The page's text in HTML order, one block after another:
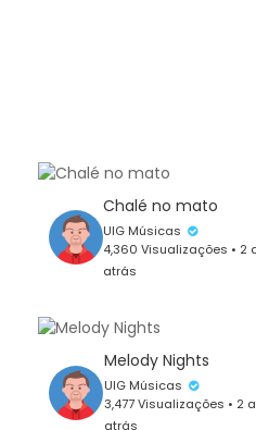
Chalé no mato
UIG Músicas
4,360 Visualizações • 2
atrás
Melody Nights
UIG Músicas
3,477 Visualizações • 2
atrás